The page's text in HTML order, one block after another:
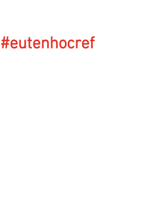
#eutenhocref